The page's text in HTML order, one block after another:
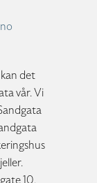
det
vår. Vi